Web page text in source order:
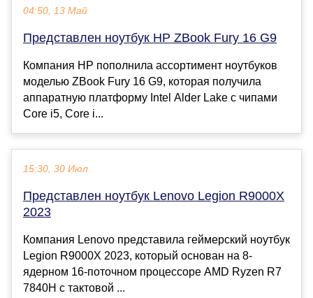
04:50, 13 Май
Представлен ноутбук HP ZBook Fury 16 G9
Компания HP пополнила ассортимент ноутбуков
моделью ZBook Fury 16 G9, которая получила
аппаратную платформу Intel Alder Lake с чипами
Core i5, Core i...
15:30, 30 Июл
Представлен ноутбук Lenovo Legion R9000X
2023
Компания Lenovo представила геймерский ноутбук
Legion R9000X 2023, который основан на 8-
ядерном 16-поточном процессоре AMD Ryzen R7
7840H с тактовой ...